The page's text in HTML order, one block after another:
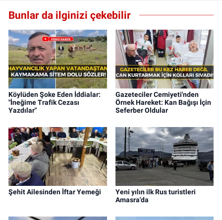
Bunlar da ilginizi çekebilir
Köylüden Şoke Eden İddialar:
"İneğime Trafik Cezası
Yazdılar"
Gazeteciler Cemiyeti'nden
Örnek Hareket: Kan Bağışı İçin
Seferber Oldular
Şehit Ailesinden İftar Yemeği
Yeni yılın ilk Rus turistleri
Amasra'da